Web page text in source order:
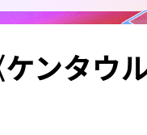
ンタウ